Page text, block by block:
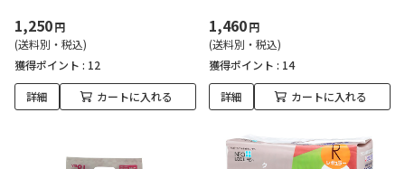
1,250円
(送料別・税込)
獲得ポイント : 12
詳細 カートに入れる
1,460円
(送料別・税込)
獲得ポイント : 14
詳細 カートに入れる